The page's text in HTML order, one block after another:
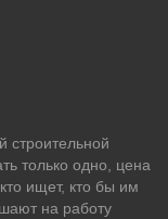
строительной
только одно, цена
ищет, кто бы им
на работу